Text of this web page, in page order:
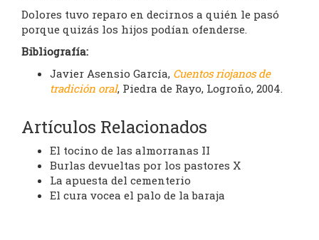
Dolores tuvo reparo en decirnos a quién le pasó
porque quizás los hijos podían ofenderse.
Bibliografía:
Javier Asensio García, Cuentos riojanos de
tradición oral, Piedra de Rayo, Logroño, 2004.
Artículos Relacionados
El tocino de las almorranas II
Burlas devueltas por los pastores X
La apuesta del cementerio
El cura vocea el palo de la baraja